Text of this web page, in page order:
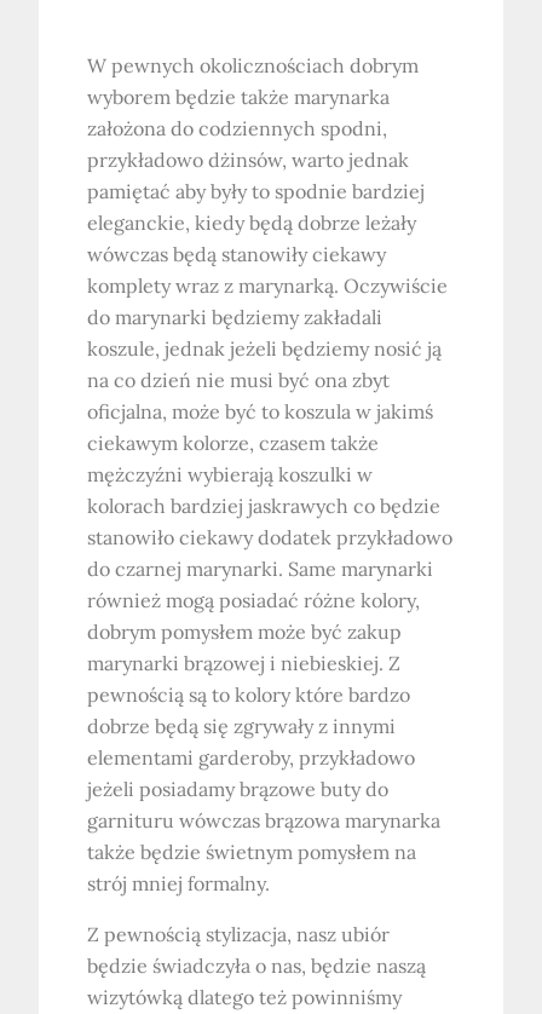
W pewnych okolicznościach dobrym
wyborem będzie także marynarka
założona do codziennych spodni,
przykładowo dżinsów, warto jednak
pamiętać aby były to spodnie bardziej
eleganckie, kiedy będą dobrze leżały
wówczas będą stanowiły ciekawy
komplety wraz z marynarką. Oczywiście
do marynarki będziemy zakładali
koszule, jednak jeżeli będziemy nosić ją
na co dzień nie musi być ona zbyt
oficjalna, może być to koszula w jakimś
ciekawym kolorze, czasem także
mężczyźni wybierają koszulki w
kolorach bardziej jaskrawych co będzie
stanowiło ciekawy dodatek przykładowo
do czarnej marynarki. Same marynarki
również mogą posiadać różne kolory,
dobrym pomysłem może być zakup
marynarki brązowej i niebieskiej. Z
pewnością są to kolory które bardzo
dobrze będą się zgrywały z innymi
elementami garderoby, przykładowo
jeżeli posiadamy brązowe buty do
garnituru wówczas brązowa marynarka
także będzie świetnym pomysłem na
strój mniej formalny.
Z pewnością stylizacja, nasz ubiór
będzie świadczyła o nas, będzie naszą
wizytówką dlatego też powinniśmy